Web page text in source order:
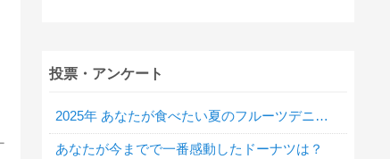
投票・アンケート
2025年 あなたが食べたい夏のフルーツデニッシュは？
あなたが今までで一番感動したドーナツは？